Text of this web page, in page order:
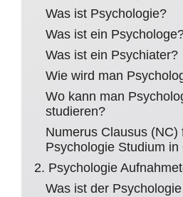
Was ist Psychologie?
Was ist ein
Was ist ein Psychiater?
Wie wird man
Wo kann man
studieren?
Numerus Clausus (NC)
Psychologie Studium in
2. Psychologie
Was ist der